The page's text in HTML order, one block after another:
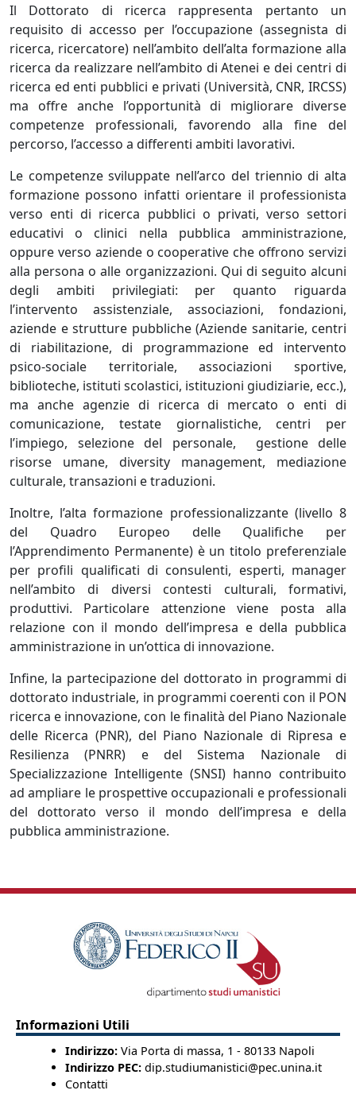
Il Dottorato di ricerca rappresenta pertanto un
requisito di accesso per l’occupazione (assegnista di
ricerca, ricercatore) nell’ambito dell’alta formazione alla
ricerca da realizzare nell’ambito di Atenei e dei centri di
ricerca ed enti pubblici e privati (Università, CNR, IRCSS)
ma offre anche l’opportunità di migliorare diverse
competenze professionali, favorendo alla fine del
percorso, l’accesso a differenti ambiti lavorativi.
Le competenze sviluppate nell’arco del triennio di alta
formazione possono infatti orientare il professionista
verso enti di ricerca pubblici o privati, verso settori
educativi o clinici nella pubblica amministrazione,
oppure verso aziende o cooperative che offrono servizi
alla persona o alle organizzazioni. Qui di seguito alcuni
degli ambiti privilegiati: per quanto riguarda
l’intervento assistenziale, associazioni, fondazioni,
aziende e strutture pubbliche (Aziende sanitarie, centri
di riabilitazione, di programmazione ed intervento
psico-sociale territoriale, associazioni sportive,
biblioteche, istituti scolastici, istituzioni giudiziarie, ecc.),
ma anche agenzie di ricerca di mercato o enti di
comunicazione, testate giornalistiche, centri per
l’impiego, selezione del personale, gestione delle
risorse umane, diversity management, mediazione
culturale, transazioni e traduzioni.
Inoltre, l’alta formazione professionalizzante (livello 8
del Quadro Europeo delle Qualifiche per
l’Apprendimento Permanente) è un titolo preferenziale
per profili qualificati di consulenti, esperti, manager
nell’ambito di diversi contesti culturali, formativi,
produttivi. Particolare attenzione viene posta alla
relazione con il mondo dell’impresa e della pubblica
amministrazione in un’ottica di innovazione.
Infine, la partecipazione del dottorato in programmi di
dottorato industriale, in programmi coerenti con il PON
ricerca e innovazione, con le finalità del Piano Nazionale
delle Ricerca (PNR), del Piano Nazionale di Ripresa e
Resilienza (PNRR) e del Sistema Nazionale di
Specializzazione Intelligente (SNSI) hanno contribuito
ad ampliare le prospettive occupazionali e professionali
del dottorato verso il mondo dell’impresa e della
pubblica amministrazione.
Informazioni Utili
Indirizzo: Via Porta di massa, 1 - 80133 Napoli
Indirizzo PEC: dip.studiumanistici@pec.unina.it
Contatti